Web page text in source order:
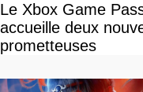
Le Xbox Game
accueille deux
prometteuses